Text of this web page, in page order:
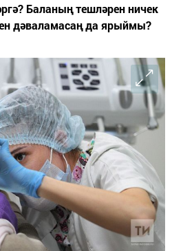
Баланың тешләрен ничек
дәваламасаң да ярыймы?